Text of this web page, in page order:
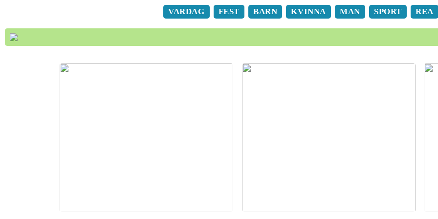
VARDAG FEST BARN KVINNA MAN SPORT REA